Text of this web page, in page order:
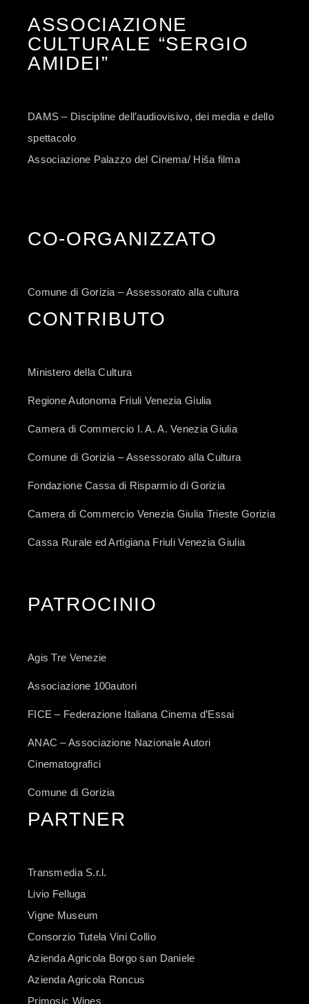
ASSOCIAZIONE
CULTURALE “SERGIO
AMIDEI”
DAMS – Discipline dell’audiovisivo, dei media e dello
spettacolo
Associazione Palazzo del Cinema/ Hiša filma
CO-ORGANIZZATO
Comune di Gorizia – Assessorato alla cultura
CONTRIBUTO
Ministero della Cultura
Regione Autonoma Friuli Venezia Giulia
Camera di Commercio I. A. A. Venezia Giulia
Comune di Gorizia – Assessorato alla Cultura
Fondazione Cassa di Risparmio di Gorizia
Camera di Commercio Venezia Giulia Trieste Gorizia
Cassa Rurale ed Artigiana Friuli Venezia Giulia
PATROCINIO
Agis Tre Venezie
Associazione 100autori
FICE – Federazione Italiana Cinema d’Essai
ANAC – Associazione Nazionale Autori
Cinematografici
Comune di Gorizia
PARTNER
Transmedia S.r.l.
Livio Felluga
Vigne Museum
Consorzio Tutela Vini Collio
Azienda Agricola Borgo san Daniele
Azienda Agricola Roncus
Primosic Wines